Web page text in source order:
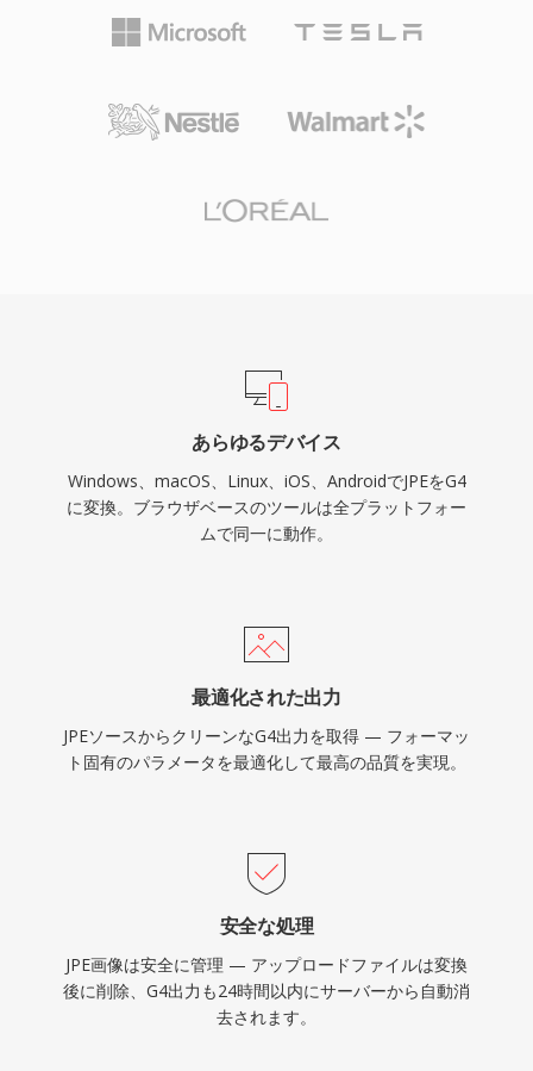
あらゆるデバイス
Windows、macOS、Linux、iOS、AndroidでJPEをG4
に変換。ブラウザベースのツールは全プラットフォー
ムで同一に動作。
最適化された出力
JPEソースからクリーンなG4出力を取得 — フォーマッ
ト固有のパラメータを最適化して最高の品質を実現。
安全な処理
JPE画像は安全に管理 — アップロードファイルは変換
後に削除、G4出力も24時間以内にサーバーから自動消
去されます。